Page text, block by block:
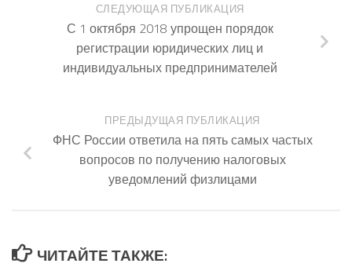
СЛЕДУЮЩАЯ ПУБЛИКАЦИЯ
С 1 октября 2018 упрощен порядок
регистрации юридических лиц и
индивидуальных предпринимателей
ПРЕДЫДУЩАЯ ПУБЛИКАЦИЯ
ФНС России ответила на пять самых частых
вопросов по получению налоговых
уведомлений физлицами
ЧИТАЙТЕ ТАКЖЕ: